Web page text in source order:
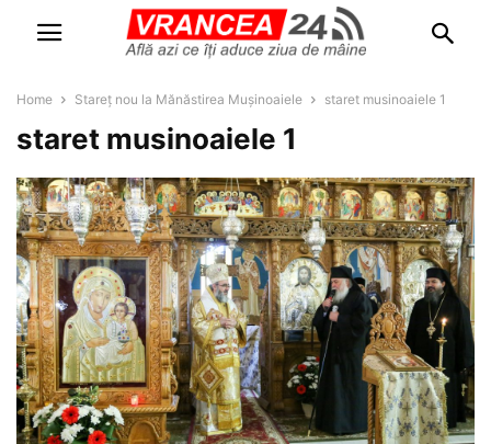
Home Stareț nou la Mănăstirea Mușinoaiele staret musinoaiele 1
staret musinoaiele 1